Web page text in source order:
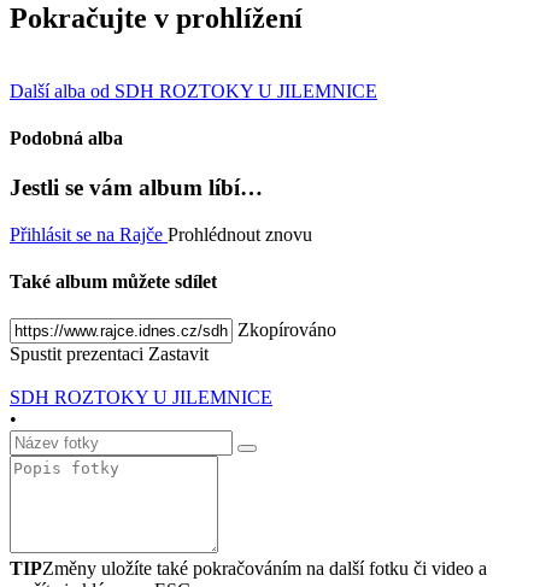
Pokračujte v prohlížení
Další alba od SDH ROZTOKY U JILEMNICE
Podobná alba
Jestli se vám album líbí…
Přihlásit se na Rajče Prohlédnout znovu
Také album můžete sdílet
Zkopírováno
Spustit prezentaci Zastavit
SDH ROZTOKY U JILEMNICE
•
TIPZměny uložíte také pokračováním na další fotku či video a